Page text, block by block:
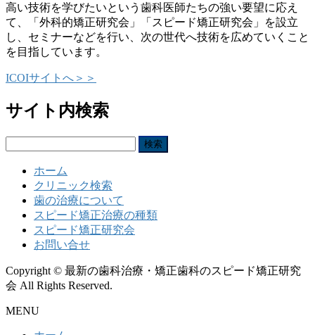
高い技術を学びたいという歯科医師たちの強い要望に応え
て、「外科的矯正研究会」「スピード矯正研究会」を設立
し、セミナーなどを行い、次の世代へ技術を広めていくこと
を目指しています。
ICOIサイトへ＞＞
サイト内検索
ホーム
クリニック検索
歯の治療について
スピード矯正治療の種類
スピード矯正研究会
お問い合せ
Copyright © 最新の歯科治療・矯正歯科のスピード矯正研究
会 All Rights Reserved.
MENU